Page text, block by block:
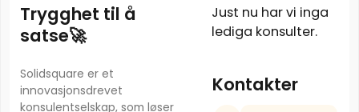
Trygghet til å
satse🚀
Solidsquare er et
innovasjonsdrevet
konsulentselskap, som løser
Just nu har vi inga
lediga konsulter.
Kontakter